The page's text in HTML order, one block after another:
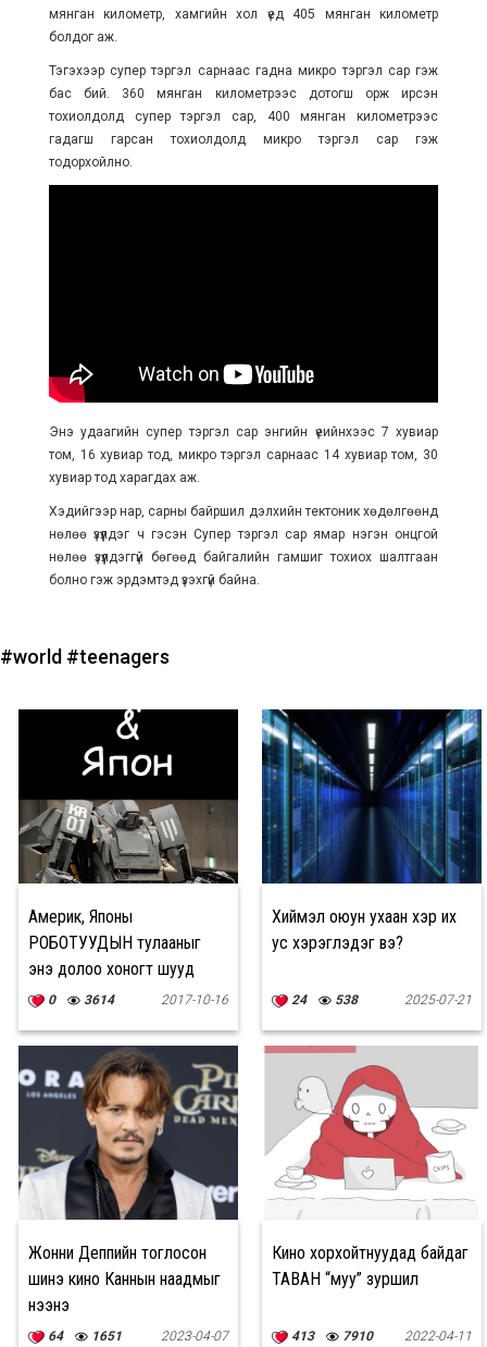
мянган километр, хамгийн хол үед 405 мянган километр
болдог аж.
Тэгэхээр супер тэргэл сарнаас гадна микро тэргэл сар гэж
бас бий. 360 мянган километрээс дотогш орж ирсэн
тохиолдолд супер тэргэл сар, 400 мянган километрээс
гадагш гарсан тохиолдолд микро тэргэл сар гэж
тодорхойлно.
Энэ удаагийн супер тэргэл сар энгийн үеийнхээс 7 хувиар
том, 16 хувиар тод, микро тэргэл сарнаас 14 хувиар том, 30
хувиар тод харагдах аж.
Хэдийгээр нар, сарны байршил дэлхийн тектоник хөдөлгөөнд
нөлөө үзүүлдэг ч гэсэн Супер тэргэл сар ямар нэгэн онцгой
нөлөө үзүүлдэггүй бөгөөд байгалийн гамшиг тохиох шалтгаан
болно гэж эрдэмтэд үзэхгүй байна.
#world #teenagers
Америк, Японы
РОБОТУУДЫН тулааныг
энэ долоо хоногт шууд
дамжуулна
0 3614 2017-10-16
Хиймэл оюун ухаан хэр их
ус хэрэглэдэг вэ?
24 538 2025-07-21
Жонни Деппийн тоглосон
шинэ кино Каннын наадмыг
нээнэ
64 1651 2023-04-07
Кино хорхойтнуудад байдаг
ТАВАН “муу” зуршил
413 7910 2022-04-11